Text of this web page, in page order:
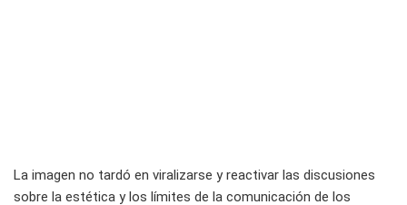
La imagen no tardó en viralizarse y reactivar las discusiones
sobre la estética y los límites de la comunicación de los